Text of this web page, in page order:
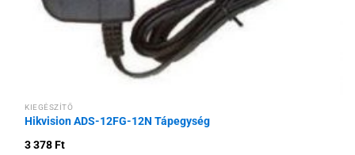
KIEGÉSZÍTŐ
Hikvision ADS-12FG-12N Tápegység
3 378Ft